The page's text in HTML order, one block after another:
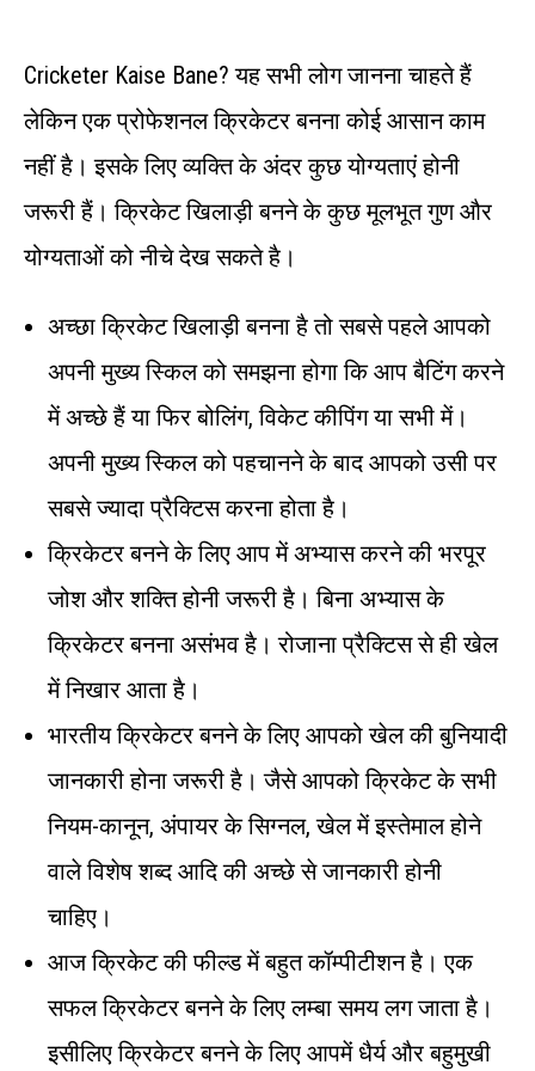
Cricketer Kaise Bane? यह सभी लोग जानना चाहते हैं
लेकिन एक प्रोफेशनल क्रिकेटर बनना कोई आसान काम
नहीं है। इसके लिए व्यक्ति के अंदर कुछ योग्यताएं होनी
जरूरी हैं। क्रिकेट खिलाड़ी बनने के कुछ मूलभूत गुण और
योग्यताओं को नीचे देख सकते है।
अच्छा क्रिकेट खिलाड़ी बनना है तो सबसे पहले आपको
अपनी मुख्य स्किल को समझना होगा कि आप बैटिंग करने
में अच्छे हैं या फिर बोलिंग, विकेट कीपिंग या सभी में।
अपनी मुख्य स्किल को पहचानने के बाद आपको उसी पर
सबसे ज्यादा प्रैक्टिस करना होता है।
क्रिकेटर बनने के लिए आप में अभ्यास करने की भरपूर
जोश और शक्ति होनी जरूरी है। बिना अभ्यास के
क्रिकेटर बनना असंभव है। रोजाना प्रैक्टिस से ही खेल
में निखार आता है।
भारतीय क्रिकेटर बनने के लिए आपको खेल की बुनियादी
जानकारी होना जरूरी है। जैसे आपको क्रिकेट के सभी
नियम-कानून, अंपायर के सिग्नल, खेल में इस्तेमाल होने
वाले विशेष शब्द आदि की अच्छे से जानकारी होनी
चाहिए।
आज क्रिकेट की फील्ड में बहुत कॉम्पीटीशन है। एक
सफल क्रिकेटर बनने के लिए लम्बा समय लग जाता है।
इसीलिए क्रिकेटर बनने के लिए आपमें धैर्य और बहुमुखी